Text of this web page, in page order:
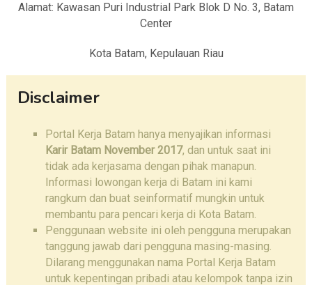
Alamat: Kawasan Puri Industrial Park Blok D No. 3, Batam
Center
Kota Batam, Kepulauan Riau
Disclaimer
Portal Kerja Batam hanya menyajikan informasi
Karir Batam November 2017, dan untuk saat ini
tidak ada kerjasama dengan pihak manapun.
Informasi lowongan kerja di Batam ini kami
rangkum dan buat seinformatif mungkin untuk
membantu para pencari kerja di Kota Batam.
Penggunaan website ini oleh pengguna merupakan
tanggung jawab dari pengguna masing-masing.
Dilarang menggunakan nama Portal Kerja Batam
untuk kepentingan pribadi atau kelompok tanpa izin